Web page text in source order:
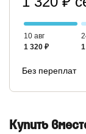
10 авг
1 320 ₽
Без переплат
Купить